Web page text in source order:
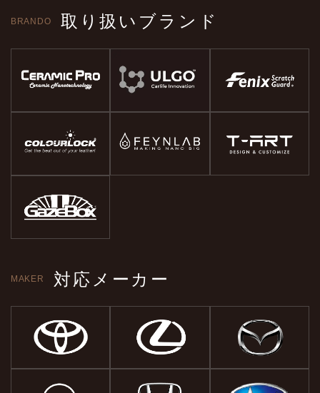
BRANDO 取り扱いブランド
MAKER 対応メーカー